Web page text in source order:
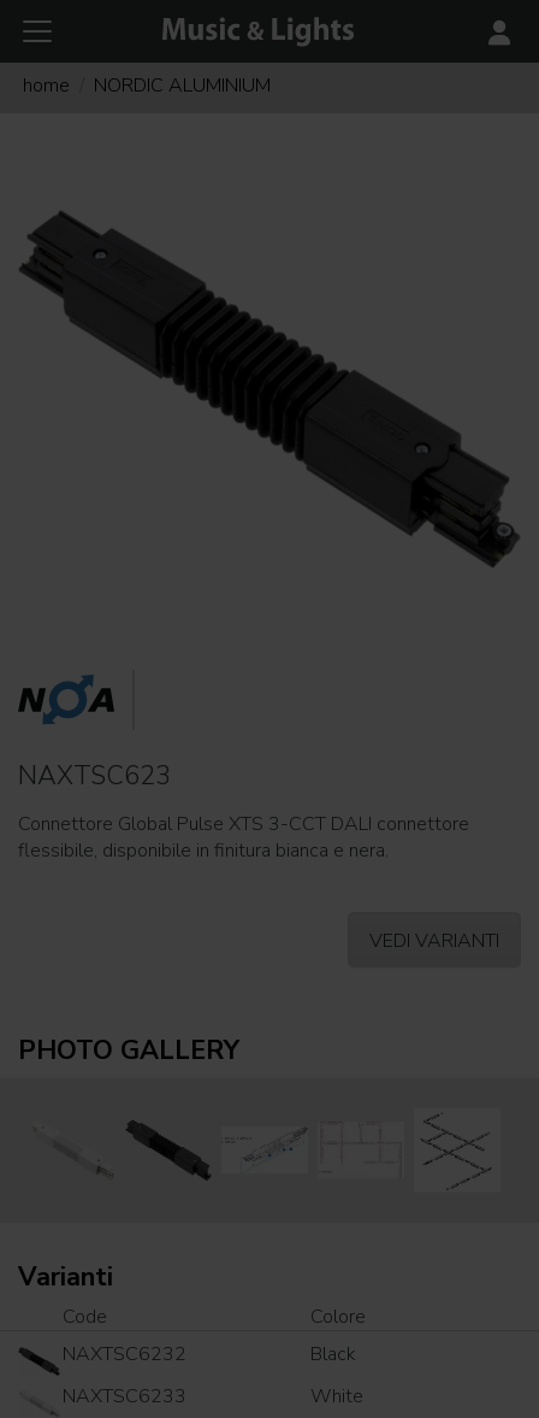
home NORDIC ALUMINIUM
NAXTSC623
Connettore Global Pulse XTS 3-CCT DALI connettore
flessibile, disponibile in finitura bianca e nera.
VEDI VARIANTI
PHOTO GALLERY
Varianti
Code
Colore
NAXTSC6232
Black
NAXTSC6233
White